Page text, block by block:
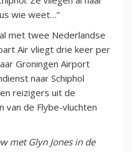
wie weet…”
met twee Nederlandse
Air vliegt drie keer per
Groningen Airport
naar Schiphol
reizigers uit de
van de Flybe-vluchten
met Glyn Jones in de